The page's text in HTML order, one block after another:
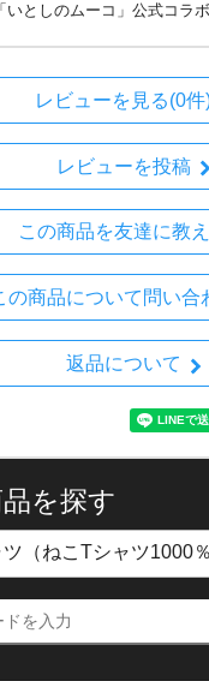
いとしのムーコ」公式コラ
レビューを見る(0件
レビューを投稿
この商品を友達に教
の商品について問い合
返品について
を探す